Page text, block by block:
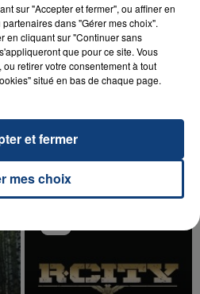
DEVANT SE FAIRE
et présenté ses
sur "Accepter et fermer", ou affiner en
dans "Gérer mes choix".
en cliquant sur "Continuer sans
que pour ce site. Vous
retirer votre consentement à tout
situé en bas de chaque page.
mes choix
et fermer